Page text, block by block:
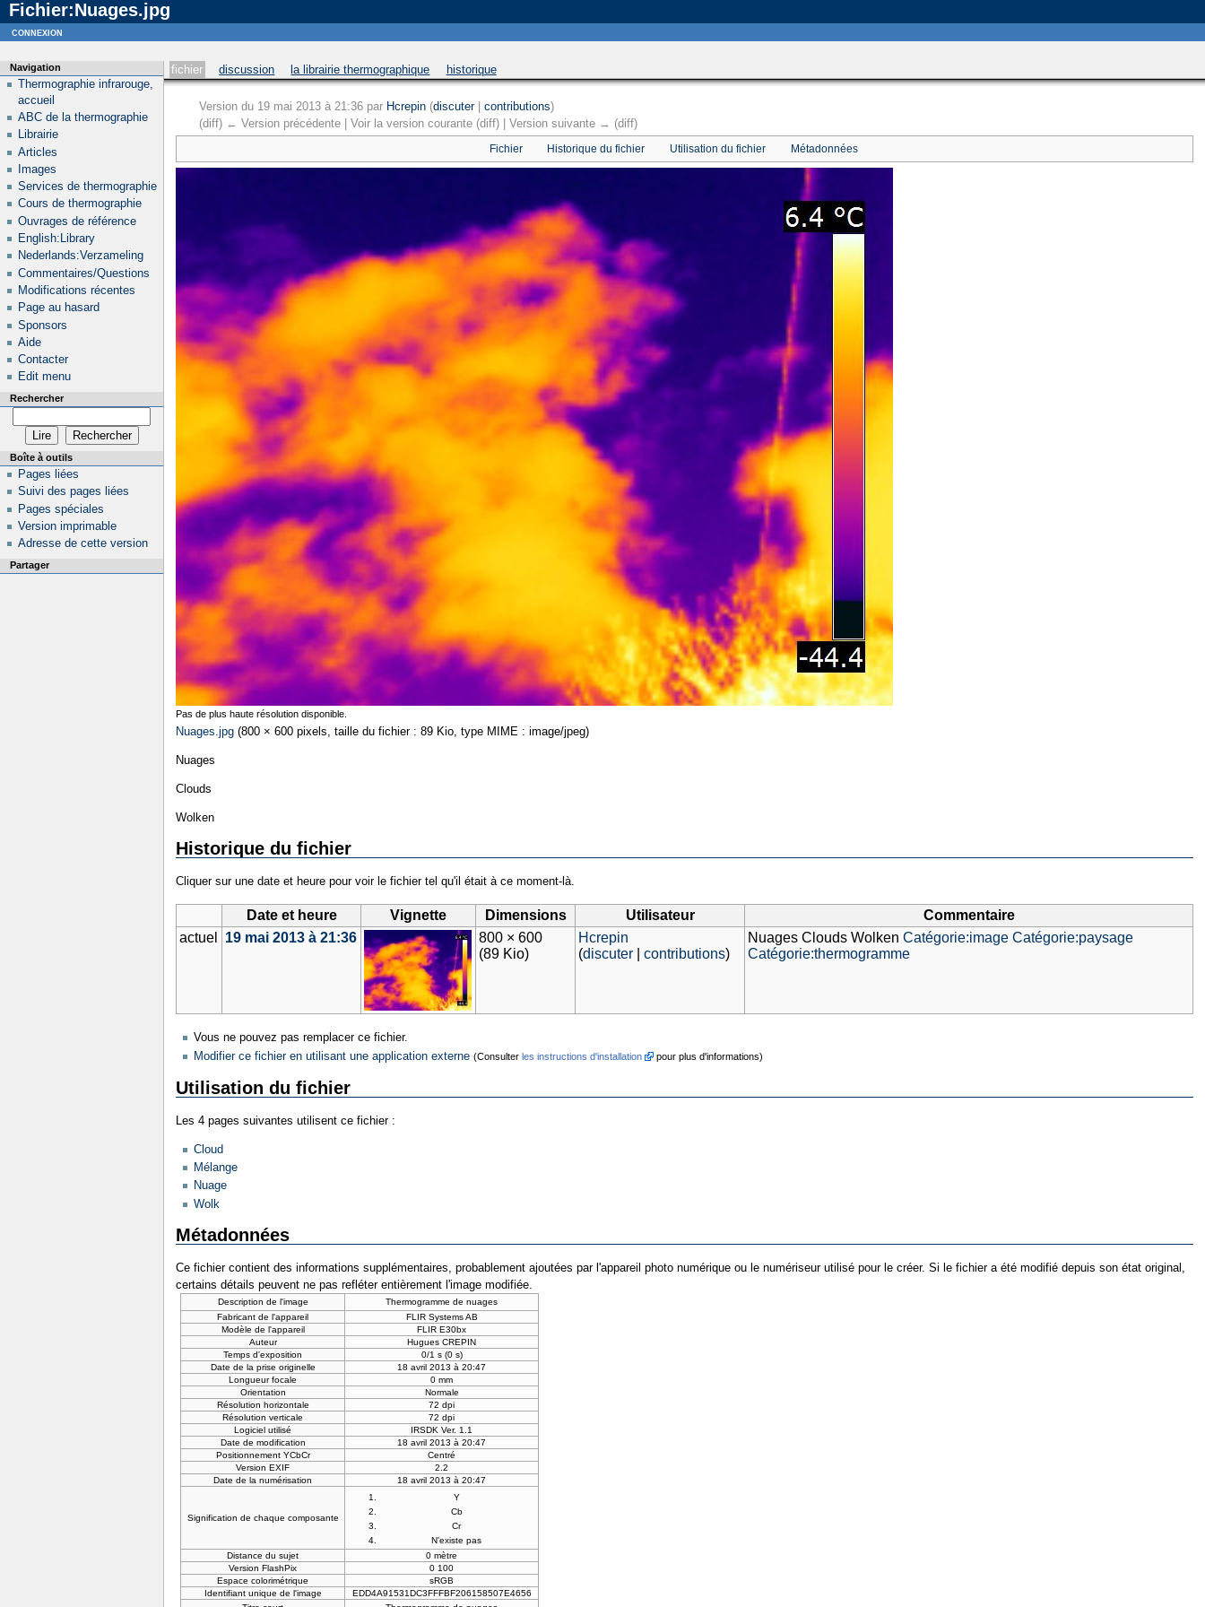
Notice: curl_setopt_array(): CURLOPT_SSL_VERIFYHOST no longer accepts the value 1, value 2 will be used instead in
Fichier:Nuages.jpg
fichier discussion la librairie thermographique historique
Version du 19 mai 2013 à 21:36 par Hcrepin (discuter| contributions)
(diff) ← Version précédente | Voir la version courante (diff) | Version suivante → (diff)
Fichier Historique du fichier Utilisation du fichier Métadonnées
Pas de plus haute résolution disponible.
Nuages.jpg (800 × 600 pixels, taille du fichier : 89 Kio, type MIME : image/jpeg)
Nuages
Clouds
Wolken
Historique du fichier
Cliquer sur une date et heure pour voir le fichier tel qu'il était à ce moment-là.
Date et heure Vignette Dimensions Utilisateur
Commentaire
actuel
19 mai 2013 à 21:36
800 × 600
(89 Kio)
Hcrepin
(discuter |contributions)
Nuages Clouds WolkenCatégorie:image Catégorie:paysage
Catégorie:thermogramme
Vous ne pouvez pas remplacer ce fichier.
Modifier ce fichier en utilisant une application externe (Consulter les instructions d'installation pour plus d'informations)
Utilisation du fichier
Les 4 pages suivantes utilisent ce fichier :
Cloud
Mélange
Nuage
Wolk
Métadonnées
Ce fichier contient des informations supplémentaires, probablement ajoutées par l'appareil photo numérique ou le numériseur utilisé pour le créer. Si le fichier a été modifié depuis son état original,
certains détails peuvent ne pas refléter entièrement l'image modifiée.
Description de l'image
Thermogramme de nuages
Fabricant de l'appareil
FLIR Systems AB
Modèle de l'appareil
FLIR E30bx
Auteur
Hugues CREPIN
Temps d'exposition
0/1 s (0 s)
Date de la prise originelle
18 avril 2013 à 20:47
Longueur focale
0 mm
Orientation
Normale
Résolution horizontale
72 dpi
Résolution verticale
72 dpi
Logiciel utilisé
IRSDK Ver. 1.1
Date de modification
18 avril 2013 à 20:47
Positionnement YCbCr
Centré
Version EXIF
2.2
Date de la numérisation
18 avril 2013 à 20:47
Signification de chaque composante
Y
Cb
Cr
N'existe pas
Distance du sujet
0 mètre
Version FlashPix
0 100
Espace colorimétrique
sRGB
Identifiant unique de l'image
EDD4A91531DC3FFFBF206158507E4656
Navigation
Thermographie infrarouge,
accueil
ABC de la thermographie
Librairie
Articles
Images
Services de thermographie
Cours de thermographie
Ouvrages de référence
English:Library
Nederlands:Verzameling
Commentaires/Questions
Modifications récentes
Page au hasard
Sponsors
Aide
Contacter
Edit menu
Rechercher
Boîte à outils
Pages liées
Suivi des pages liées
Pages spéciales
Version imprimable
Adresse de cette version
Partager
connexion